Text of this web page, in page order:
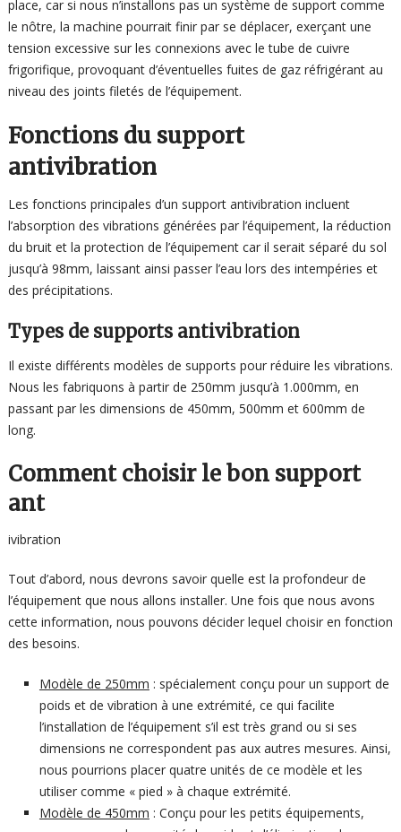
place, car si nous n’installons pas un système de support comme
le nôtre, la machine pourrait finir par se déplacer, exerçant une
tension excessive sur les connexions avec le tube de cuivre
frigorifique, provoquant d’éventuelles fuites de gaz réfrigérant au
niveau des joints filetés de l’équipement.
Fonctions du support
antivibration
Les fonctions principales d’un support antivibration incluent
l’absorption des vibrations générées par l’équipement, la réduction
du bruit et la protection de l’équipement car il serait séparé du sol
jusqu’à 98mm, laissant ainsi passer l’eau lors des intempéries et
des précipitations.
Types de supports antivibration
Il existe différents modèles de supports pour réduire les vibrations.
Nous les fabriquons à partir de 250mm jusqu’à 1.000mm, en
passant par les dimensions de 450mm, 500mm et 600mm de
long.
Comment choisir le bon support
ant
ivibration
Tout d’abord, nous devrons savoir quelle est la profondeur de
l’équipement que nous allons installer. Une fois que nous avons
cette information, nous pouvons décider lequel choisir en fonction
des besoins.
Modèle de 250mm : spécialement conçu pour un support de
poids et de vibration à une extrémité, ce qui facilite
l’installation de l’équipement s’il est très grand ou si ses
dimensions ne correspondent pas aux autres mesures. Ainsi,
nous pourrions placer quatre unités de ce modèle et les
utiliser comme « pied » à chaque extrémité.
Modèle de 450mm : Conçu pour les petits équipements,